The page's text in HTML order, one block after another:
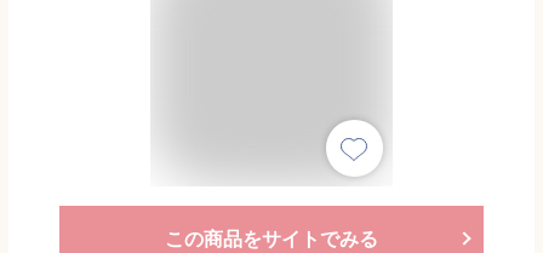
この商品をサイトでみる